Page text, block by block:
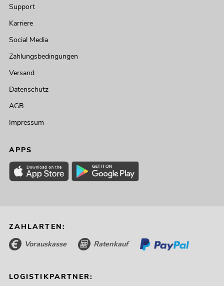
Support
Karriere
Social Media
Zahlungsbedingungen
Versand
Datenschutz
AGB
Impressum
APPS
ZAHLARTEN:
Vorauskasse Ratenkauf
LOGISTIKPARTNER: